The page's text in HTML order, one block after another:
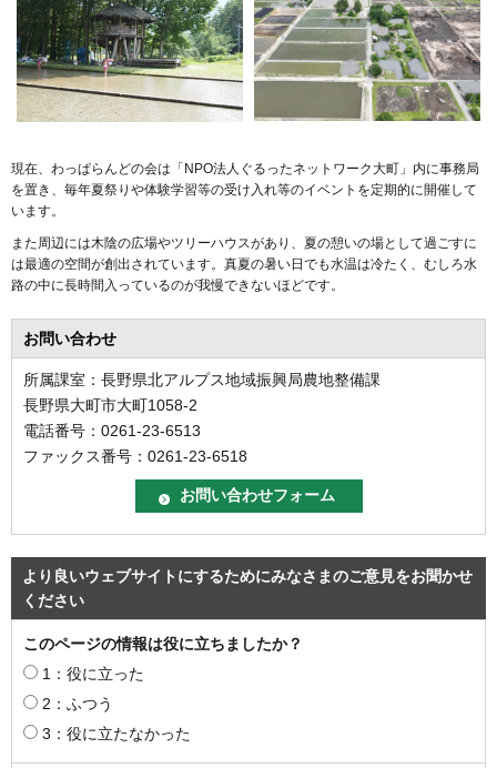
現在、わっぱらんどの会は「NPO法人ぐるったネットワーク大町」内に事務局
を置き、毎年夏祭りや体験学習等の受け入れ等のイベントを定期的に開催して
います。
また周辺には木陰の広場やツリーハウスがあり、夏の憩いの場として過ごすに
は最適の空間が創出されています。真夏の暑い日でも水温は冷たく、むしろ水
路の中に長時間入っているのが我慢できないほどです。
お問い合わせ
所属課室：長野県北アルプス地域振興局農地整備課
長野県大町市大町1058-2
電話番号：0261-23-6513
ファックス番号：0261-23-6518
より良いウェブサイトにするためにみなさまのご意見をお聞かせ
ください
このページの情報は役に立ちましたか？
1：役に立った
2：ふつう
3：役に立たなかった